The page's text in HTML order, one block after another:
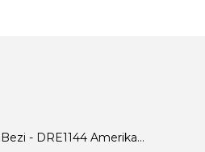
Açık Bej Duck Bezi - DRE1144 Amerikan Servis